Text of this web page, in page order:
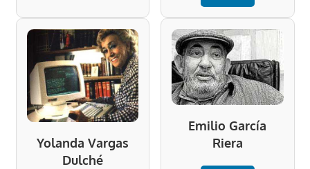
Yolanda Vargas
Dulché
Emilio García
Riera